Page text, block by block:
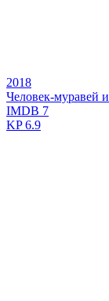
2018
Человек-муравей
IMDB 7
KP6.9